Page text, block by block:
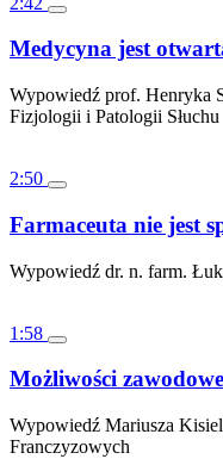
Medycyna jest
Wypowiedź prof. Henryka
Fizjologii i Patologii Słuchu
2:50
Farmaceuta nie jest
Wypowiedź dr. n. farm.
1:58
Możliwości
Wypowiedź Mariusza
Franczyzowych